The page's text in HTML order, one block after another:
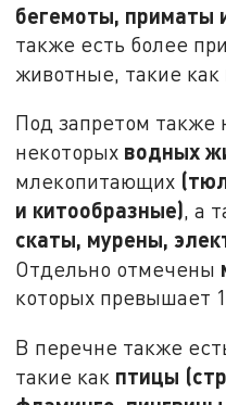
бегемоты, приматы
также есть более
животные, такие как
Под запретом также
некоторых водных
млекопитающих
и китообразные), а
скаты, мурены,
Отдельно отмечены
которых превышает
В перечне также
такие как птицы